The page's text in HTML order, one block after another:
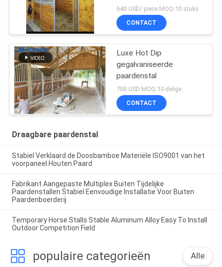
Stabiele Doos met
Schuifdeur Met lange
levensuur
640 USD/ piece MOQ:10 stuks
CONTACT
Luxe Hot Dip
gegalvaniseerde
paardenstal
700 USD MOQ:10-delige
CONTACT
Draagbare paardenstal
Stabiel Verklaard de Doosbamboe Materiële ISO9001 van het
voorpaneel Houten Paard
Fabrikant Aangepaste Multiplex Buiten Tijdelijke
Paardenstallen Stabiel Eenvoudige Installatie Voor Buiten
Paardenboerderij
Temporary Horse Stalls Stable Aluminum Alloy Easy To Install
Outdoor Competition Field
populaire categorieën Alle